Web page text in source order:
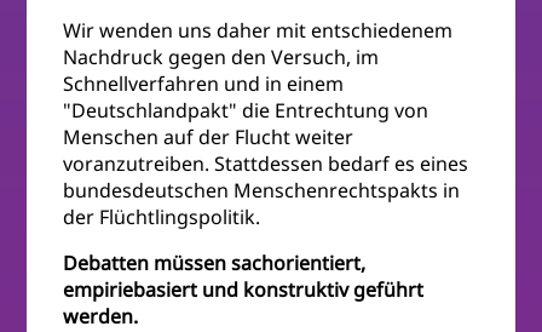
Wir wenden uns daher mit entschiedenem
Nachdruck gegen den Versuch, im
Schnellverfahren und in einem
"Deutschlandpakt" die Entrechtung von
Menschen auf der Flucht weiter
voranzutreiben. Stattdessen bedarf es eines
bundesdeutschen Menschenrechtspakts in
der Flüchtlingspolitik.
Debatten müssen sachorientiert,
empiriebasiert und konstruktiv geführt
werden.